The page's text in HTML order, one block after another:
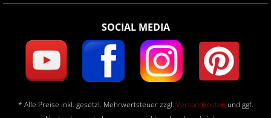
SOCIAL MEDIA
* Alle Preise inkl. gesetzl. Mehrwertsteuer zzgl. Versandkosten und ggf.